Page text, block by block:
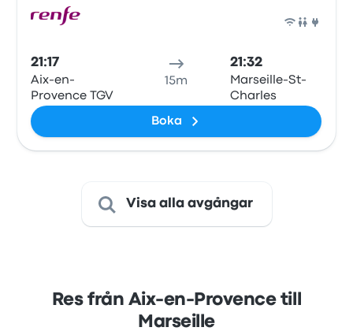
21:17
Aix-en-
Provence TGV
15m
21:32
Marseille-St-
Charles
Boka
Visa alla avgångar
Res från Aix-en-Provence till
Marseille